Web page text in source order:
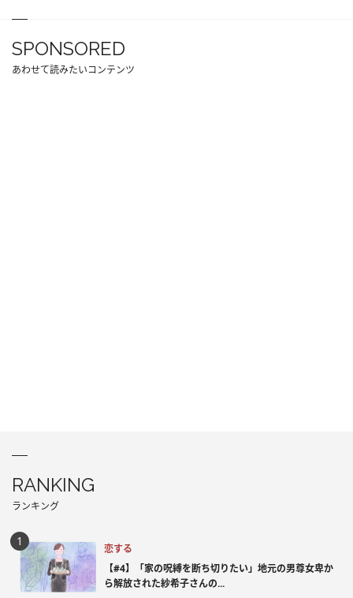
SPONSORED
あわせて読みたいコンテンツ
RANKING
ランキング
恋する
【#4】「家の呪縛を断ち切りたい」地元の男尊女卑か
ら解放された紗希子さんの...